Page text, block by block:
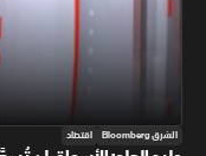
الشرق Bloomberg اقتصاد